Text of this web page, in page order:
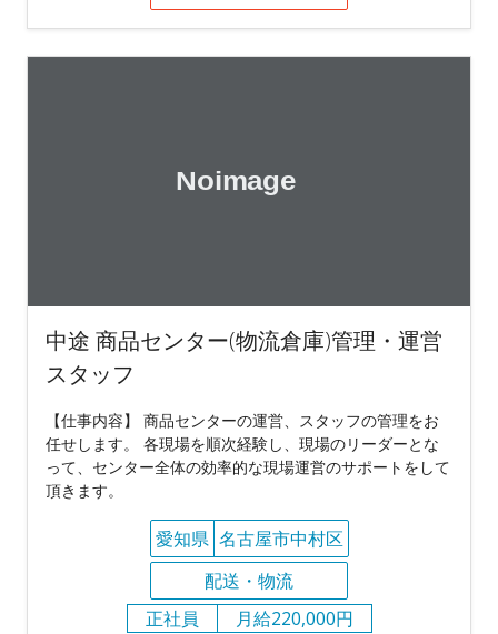
中途 商品センター(物流倉庫)管理・運営
スタッフ
【仕事内容】 商品センターの運営、スタッフの管理をお
任せします。 各現場を順次経験し、現場のリーダーとな
って、センター全体の効率的な現場運営のサポートをして
頂きます。
愛知県 名古屋市中村区
配送・物流
正社員
月給220,000円